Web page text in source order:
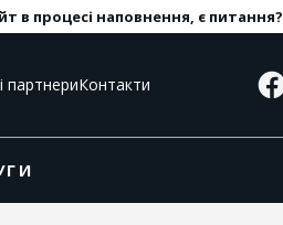
в процесі наповнення, є питання?
партнериКонтакти